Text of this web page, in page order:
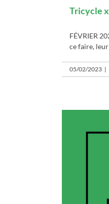
Tricycle
FÉVRIER
ce faire,
05/02/2023 |